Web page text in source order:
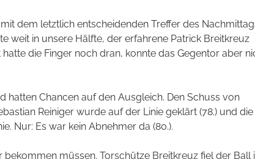
dem letztlich entscheidenden Treffer des
weit in unsere Hälfte, der erfahrene Patrick Breitkreuz
die Finger noch dran, konnte das Gegentor aber
Chancen auf den Ausgleich. Den Schuss von
Reiniger wurde auf der Linie geklärt (78.) und die
Nur: Es war kein Abnehmer da (80.).
müssen. Torschütze Breitkreuz fiel der Ball